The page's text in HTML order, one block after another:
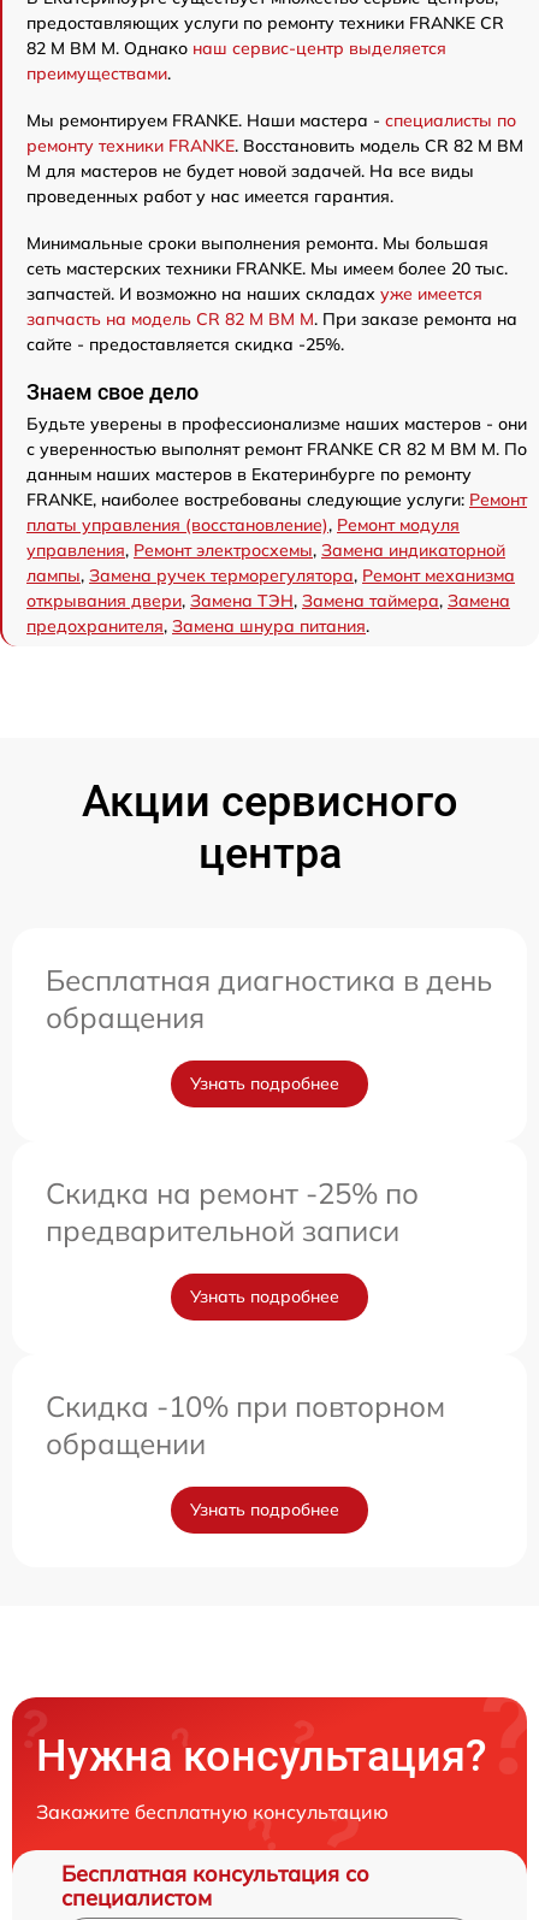
предоставляющих услуги по ремонту техники FRANKE CR
82 M BM M. Однако наш сервис-центр выделяется
преимуществами.
Мы ремонтируем FRANKE. Наши мастера - специалисты по
ремонту техники FRANKE. Восстановить модель CR 82 M BM
M для мастеров не будет новой задачей. На все виды
проведенных работ у нас имеется гарантия.
Минимальные сроки выполнения ремонта. Мы большая
сеть мастерских техники FRANKE. Мы имеем более 20 тыс.
запчастей. И возможно на наших складах уже имеется
запчасть на модель CR 82 M BM M. При заказе ремонта на
сайте - предоставляется скидка -25%.
Знаем свое дело
Будьте уверены в профессионализме наших мастеров - они
с уверенностью выполнят ремонт FRANKE CR 82 M BM M. По
данным наших мастеров в Екатеринбурге по ремонту
FRANKE, наиболее востребованы следующие услуги: Ремонт
платы управления (восстановление), Ремонт модуля
управления, Ремонт электросхемы, Замена индикаторной
лампы, Замена ручек терморегулятора, Ремонт механизма
открывания двери, Замена ТЭН, Замена таймера, Замена
предохранителя, Замена шнура питания.
Акции сервисного
центра
Бесплатная диагностика в день
обращения
Узнать подробнее
Скидка на ремонт -25% по
предварительной записи
Узнать подробнее
Скидка -10% при повторном
обращении
Узнать подробнее
Нужна консультация?
Закажите бесплатную консультацию
Бесплатная консультация со
специалистом